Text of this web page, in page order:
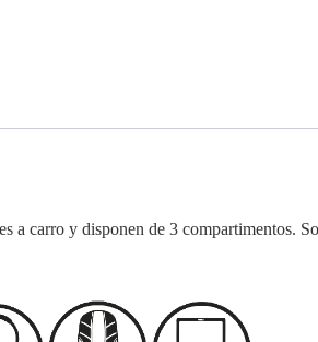
a carro y disponen de 3 compartimentos.